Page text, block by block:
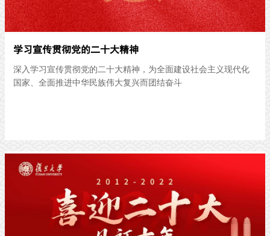
学习宣传贯彻党的二十大精神
深入学习宣传贯彻党的二十大精神，为全面建设社会主义现代化
国家、全面推进中华民族伟大复兴而团结奋斗